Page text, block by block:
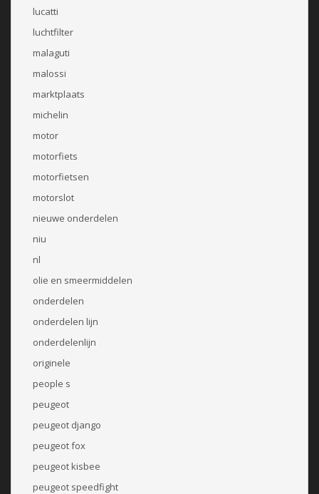
lucatti
luchtfilter
malaguti
malossi
marktplaats
michelin
motor
motorfiets
motorfietsen
motorslot
nieuwe onderdelen
niu
nl
olie en smeermiddelen
onderdelen
onderdelen lijn
onderdelenlijn
originele
people s
peugeot
peugeot django
peugeot fox
peugeot kisbee
peugeot speedfight